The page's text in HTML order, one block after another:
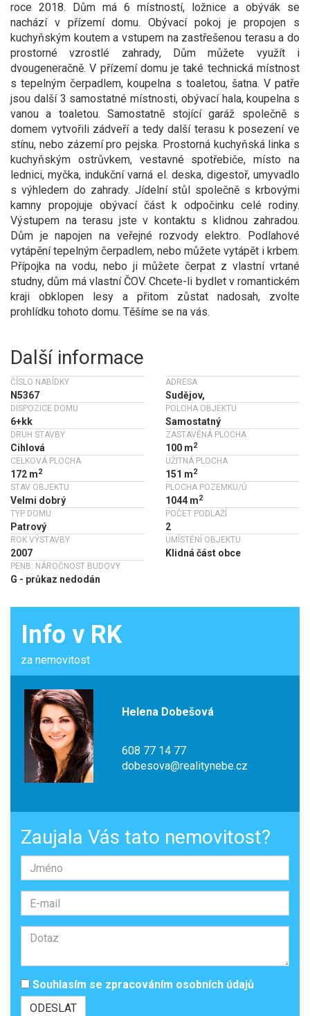
roce 2018. Dům má 6 místností, ložnice a obývák se
nachází v přízemí domu. Obývací pokoj je propojen s
kuchyňským koutem a vstupem na zastřešenou terasu a do
prostorné vzrostlé zahrady, Dům můžete využít i
dvougeneračně. V přízemí domu je také technická místnost
s tepelným čerpadlem, koupelna s toaletou, šatna. V patře
jsou další 3 samostatné místnosti, obývací hala, koupelna s
vanou a toaletou. Samostatně stojící garáž společně s
domem vytvořili zádveří a tedy další terasu k posezení ve
stínu, nebo zázemí pro pejska. Prostorná kuchyňská linka s
kuchyňským ostrůvkem, vestavné spotřebiče, místo na
lednici, myčka, indukční varná el. deska, digestoř, umyvadlo
s výhledem do zahrady. Jídelní stůl společně s krbovými
kamny propojuje obývací část k odpočinku celé rodiny.
Výstupem na terasu jste v kontaktu s klidnou zahradou.
Dům je napojen na veřejné rozvody elektro. Podlahové
vytápění tepelným čerpadlem, nebo můžete vytápět i krbem.
Přípojka na vodu, nebo ji můžete čerpat z vlastní vrtané
studny, dům má vlastní ČOV. Chcete-li bydlet v romantickém
kraji obklopen lesy a přitom zůstat nadosah, zvolte
prohlídku tohoto domu. Těšíme se na vás.
Další informace
ČÍSLO NABÍDKY
N5367
ADRESA
Sudějov,
DISPOZICE DOMU
6+kk
POLOHA OBJEKTU
Samostatný
DRUH STAVBY
Cihlová
ZASTAVĚNÁ PLOCHA
100 m2
CELKOVÁ PLOCHA
172 m2
UŽITNÁ PLOCHA
151 m2
STAV OBJEKTU
Velmi dobrý
PLOCHA POZEMKU/Ů
1044 m2
TYP DOMU
Patrový
POČET PODLAŽÍ
2
ROK VÝSTAVBY
2007
UMÍSTĚNÍ OBJEKTU
Klidná část obce
PENB: NÁROČNOST BUDOVY
G - průkaz nedodán
Info v RK
za nemovitost
Helena Dobešová
608 77 14 77
dobesova@realitynebe.cz
Zaujala Vás tato nemovitost?
Souhlasím se zpracováním osobních údajů